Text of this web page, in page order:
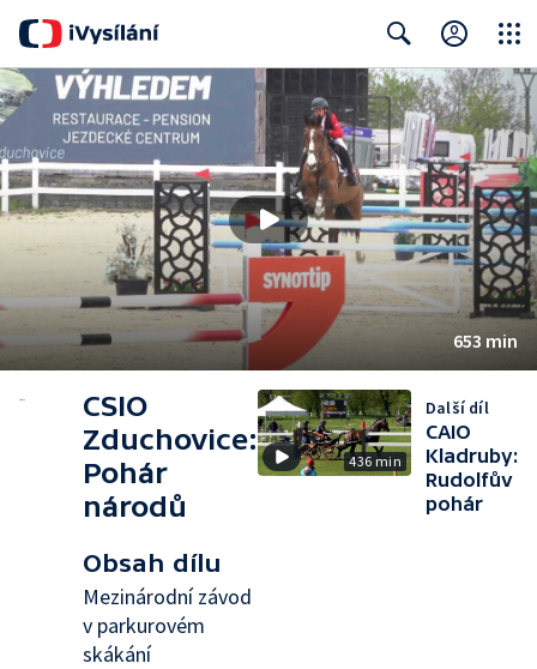
Search Close
653 min
CSIO
Zduchovice:
Pohár
národů
Obsah dílu
Mezinárodní závod
v parkurovém
skákání
436 min
Další díl
CAIO
Kladruby:
Rudolfův
pohár